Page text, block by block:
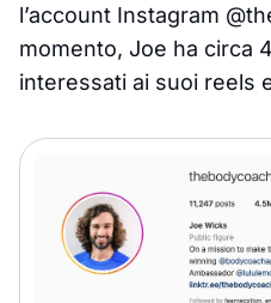
l’account Instagram
momento, Joe ha circa
interessati ai suoi reels